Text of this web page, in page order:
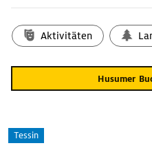
Aktivitäten
Husumer
Tessin